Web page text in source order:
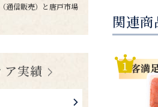
関連商
通信販売）と唐戸市場
ア実績